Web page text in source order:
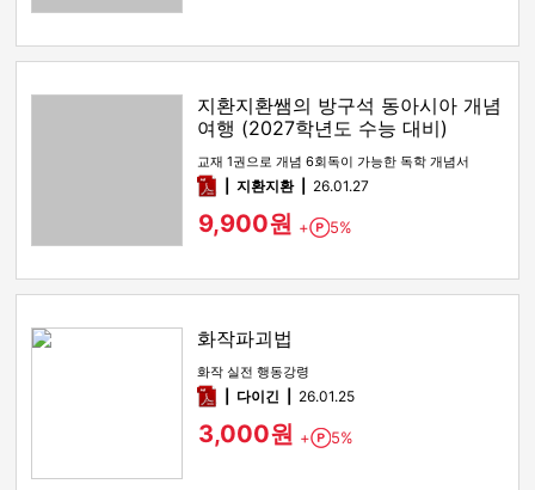
지환지환쌤의 방구석 동아시아 개념
여행 (2027학년도 수능 대비)
교재 1권으로 개념 6회독이 가능한 독학 개념서
pdf지환지환 26.01.27
9,900원 + Point
5%
화작파괴법
화작 실전 행동강령
pdf다이긴 26.01.25
3,000원 + Point
5%